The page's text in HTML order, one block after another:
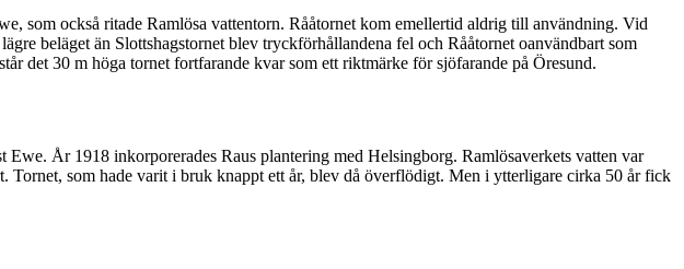
som också ritade Ramlösa vattentorn. Rååtornet kom emellertid aldrig till användning. Vid
beläget än Slottshagstornet blev tryckförhållandena fel och Rååtornet oanvändbart som
det 30 m höga tornet fortfarande kvar som ett riktmärke för sjöfarande på Öresund.
År 1918 inkorporerades Raus plantering med Helsingborg. Ramlösaverkets vatten var
Tornet, som hade varit i bruk knappt ett år, blev då överflödigt. Men i ytterligare cirka 50 år fick